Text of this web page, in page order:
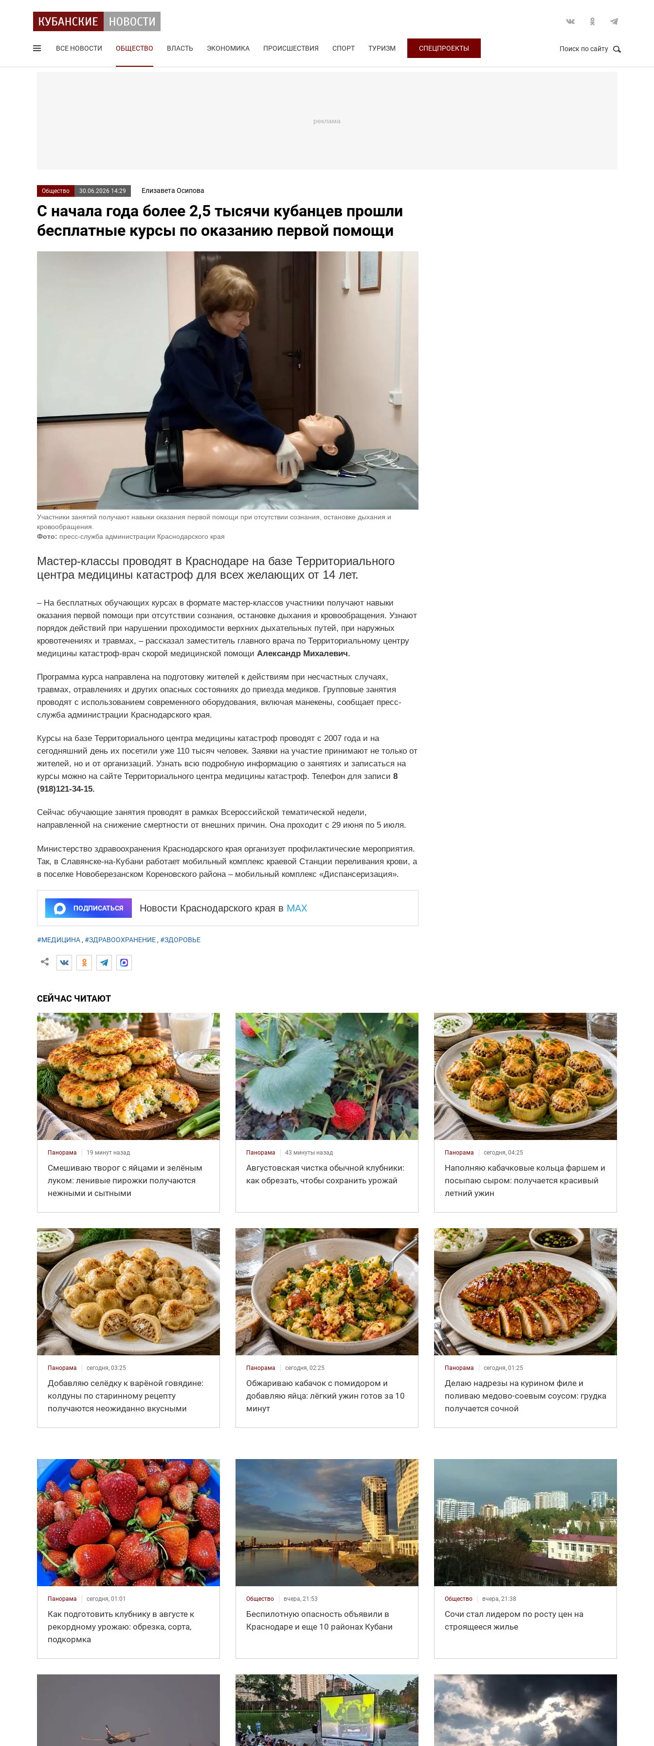
ВСЕ НОВОСТИ ОБЩЕСТВО ВЛАСТЬ ЭКОНОМИКА ПРОИСШЕСТВИЯ СПОРТ ТУРИЗМ СПЕЦПРОЕКТЫ Поиск по сайту
Общество 30.06.2026 14:29 Елизавета Осипова
С начала года более 2,5 тысячи кубанцев прошли
бесплатные курсы по оказанию первой помощи
Участники занятий получают навыки оказания первой помощи при отсутствии сознания, остановке дыхания и
кровообращения.
Фото: пресс-служба администрации Краснодарского края
Мастер-классы проводят в Краснодаре на базе Территориального
центра медицины катастроф для всех желающих от 14 лет.
– На бесплатных обучающих курсах в формате мастер-классов участники получают навыки
оказания первой помощи при отсутствии сознания, остановке дыхания и кровообращения. Узнают
порядок действий при нарушении проходимости верхних дыхательных путей, при наружных
кровотечениях и травмах, – рассказал заместитель главного врача по Территориальному центру
медицины катастроф-врач скорой медицинской помощи Александр Михалевич.
Программа курса направлена на подготовку жителей к действиям при несчастных случаях,
травмах, отравлениях и других опасных состояниях до приезда медиков. Групповые занятия
проводят с использованием современного оборудования, включая манекены, сообщает пресс-
служба администрации Краснодарского края.
Курсы на базе Территориального центра медицины катастроф проводят с 2007 года и на
сегодняшний день их посетили уже 110 тысяч человек. Заявки на участие принимают не только от
жителей, но и от организаций. Узнать всю подробную информацию о занятиях и записаться на
курсы можно на сайте Территориального центра медицины катастроф. Телефон для записи 8
(918)121-34-15.
Сейчас обучающие занятия проводят в рамках Всероссийской тематической недели,
направленной на снижение смертности от внешних причин. Она проходит с 29 июня по 5 июля.
Министерство здравоохранения Краснодарского края организует профилактические мероприятия.
Так, в Славянске-на-Кубани работает мобильный комплекс краевой Станции переливания крови, а
в поселке Новоберезанском Кореновского района – мобильный комплекс «Диспансеризация».
ПОДПИСАТЬСЯ Новости Краснодарского края в MAX
#МЕДИЦИНА, #ЗДРАВООХРАНЕНИЕ, #ЗДОРОВЬЕ
СЕЙЧАС ЧИТАЮТ
Панорама 19 минут назад
Смешиваю творог с яйцами и зелёным
луком: ленивые пирожки получаются
нежными и сытными
Панорама 43 минуты назад
Августовская чистка обычной клубники:
как обрезать, чтобы сохранить урожай
Панорама сегодня, 04:25
Наполняю кабачковые кольца фаршем и
посыпаю сыром: получается красивый
летний ужин
Панорама сегодня, 03:25
Добавляю селёдку к варёной говядине:
колдуны по старинному рецепту
получаются неожиданно вкусными
Панорама сегодня, 02:25
Обжариваю кабачок с помидором и
добавляю яйца: лёгкий ужин готов за 10
минут
Панорама сегодня, 01:25
Делаю надрезы на курином филе и
поливаю медово-соевым соусом: грудка
получается сочной
Панорама сегодня, 01:01
Как подготовить клубнику в августе к
рекордному урожаю: обрезка, сорта,
подкормка
Общество вчера, 21:53
Беспилотную опасность объявили в
Краснодаре и еще 10 районах Кубани
Общество вчера, 21:38
Сочи стал лидером по росту цен на
строящееся жилье